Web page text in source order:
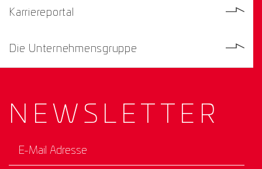
Karriereportal
Die Unternehmensgruppe
NEWS­ LETTER
E-Mail Adresse